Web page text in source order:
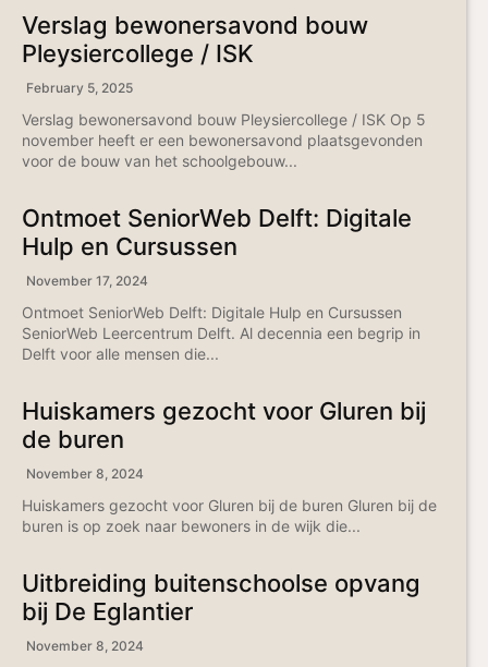
Verslag bewonersavond bouw
Pleysiercollege / ISK
February 5, 2025
Verslag bewonersavond bouw Pleysiercollege / ISK Op 5
november heeft er een bewonersavond plaatsgevonden
voor de bouw van het schoolgebouw...
Ontmoet SeniorWeb Delft: Digitale
Hulp en Cursussen
November 17, 2024
Ontmoet SeniorWeb Delft: Digitale Hulp en Cursussen
SeniorWeb Leercentrum Delft. Al decennia een begrip in
Delft voor alle mensen die...
Huiskamers gezocht voor Gluren bij
de buren
November 8, 2024
Huiskamers gezocht voor Gluren bij de buren Gluren bij de
buren is op zoek naar bewoners in de wijk die...
Uitbreiding buitenschoolse opvang
bij De Eglantier
November 8, 2024